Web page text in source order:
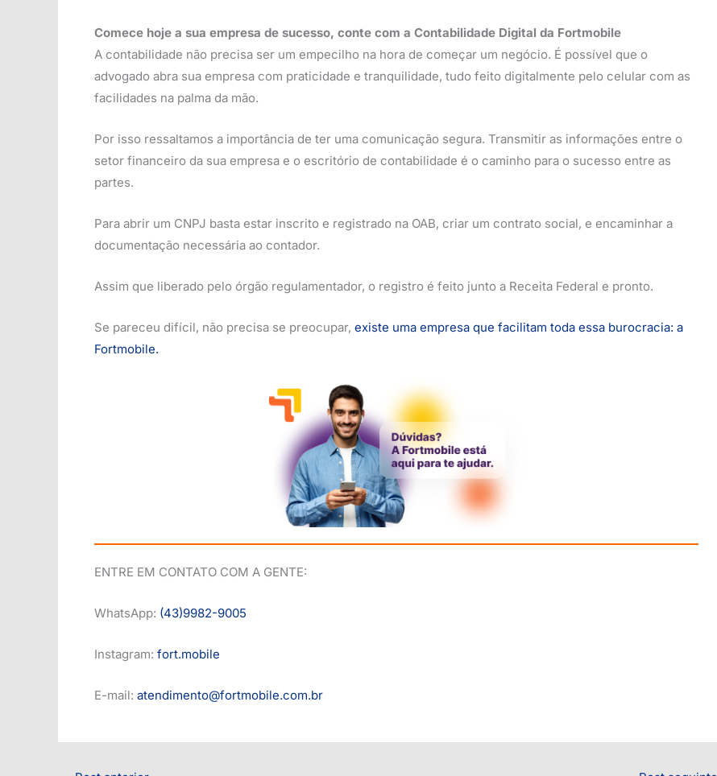
Comece hoje a sua empresa de sucesso, conte com a Contabilidade Digital da Fortmobile
A contabilidade não precisa ser um empecilho na hora de começar um negócio. É possível que o
advogado abra sua empresa com praticidade e tranquilidade, tudo feito digitalmente pelo celular com as
facilidades na palma da mão.
Por isso ressaltamos a importância de ter uma comunicação segura. Transmitir as informações entre o
setor financeiro da sua empresa e o escritório de contabilidade é o caminho para o sucesso entre as
partes.
Para abrir um CNPJ basta estar inscrito e registrado na OAB, criar um contrato social, e encaminhar a
documentação necessária ao contador.
Assim que liberado pelo órgão regulamentador, o registro é feito junto a Receita Federal e pronto.
Se pareceu difícil, não precisa se preocupar, existe uma empresa que facilitam toda essa burocracia: a
Fortmobile.
ENTRE EM CONTATO COM A GENTE:
WhatsApp: (43)9982-9005
Instagram: fort.mobile
E-mail: atendimento@fortmobile.com.br